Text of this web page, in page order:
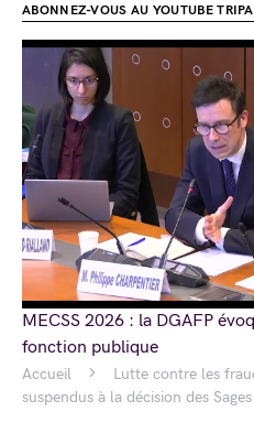
Accueil
Lutte contre les
suspendus à la décision des Sages
ABONNEZ-VOUS AU YOUTUBE
MECSS 2026 : la DGAFP
fonction publique